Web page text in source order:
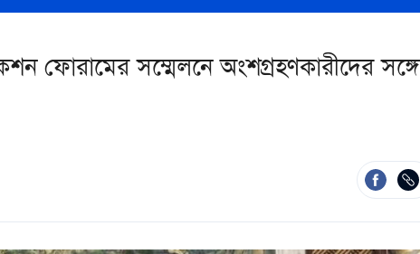
ফোরামের সম্মেলনে অংশগ্রহণকারীদের সঙ্গে